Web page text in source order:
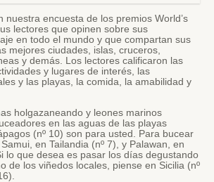
nuestra encuesta de los premios World’s
lectores que opinen sobre sus
en todo el mundo y que compartan sus
mejores ciudades, islas, cruceros,
y demás. Los lectores calificaron las
y lugares de interés, las
y las playas, la comida, la amabilidad y
holgazaneando y leones marinos
en las aguas de las playas
(nº 10) son para usted. Para bucear
en Tailandia (nº 7), y Palawan, en
lo que desea es pasar los días degustando
de los viñedos locales, piense en Sicilia (nº